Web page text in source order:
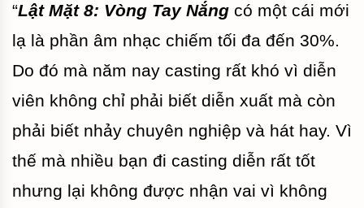
“Lật Mặt 8: Vòng Tay Nắng có một cái mới
lạ là phần âm nhạc chiếm tối đa đến 30%.
Do đó mà năm nay casting rất khó vì diễn
viên không chỉ phải biết diễn xuất mà còn
phải biết nhảy chuyên nghiệp và hát hay. Vì
thế mà nhiều bạn đi casting diễn rất tốt
nhưng lại không được nhận vai vì không